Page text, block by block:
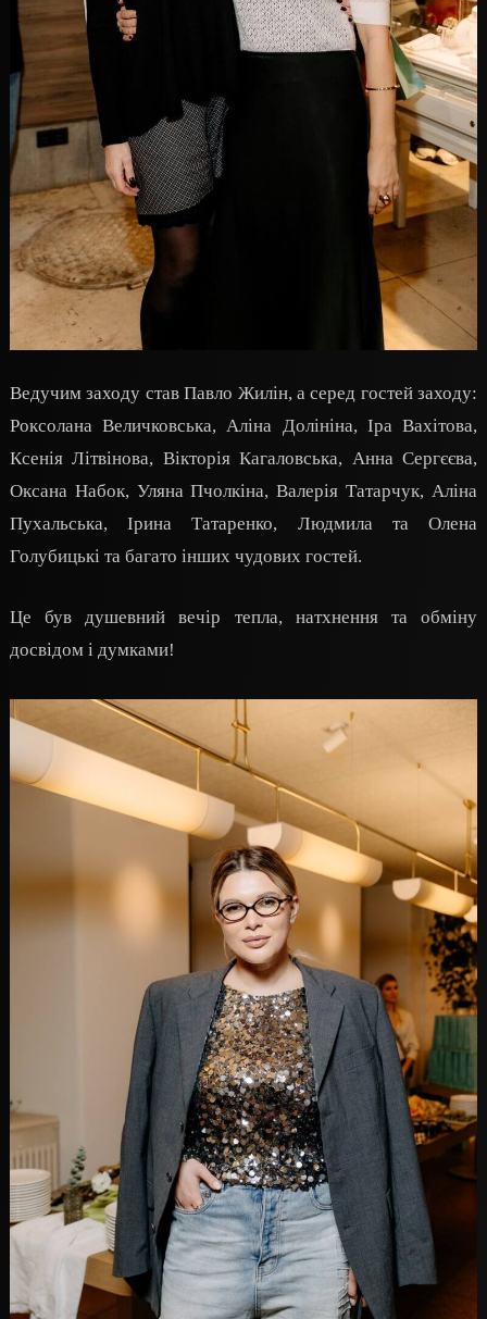
Ведучим заходу став Павло Жилін, а серед гостей заходу:
Роксолана Величковська, Аліна Долініна, Іра Вахітова,
Ксенія Літвінова, Вікторія Кагаловська, Анна Сергєєва,
Оксана Набок, Уляна Пчолкіна, Валерія Татарчук, Аліна
Пухальська, Ірина Татаренко, Людмила та Олена
Голубицькі та багато інших чудових гостей.
Це був душевний вечір тепла, натхнення та обміну
досвідом і думками!